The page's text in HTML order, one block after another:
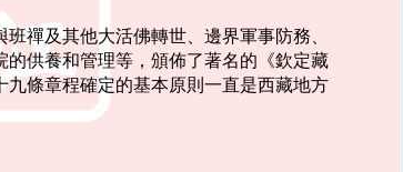
禪及其他大活佛轉世、邊界軍事防務、
供養和管理等，頒佈了著名的《欽定藏
條章程確定的基本原則一直是西藏地方